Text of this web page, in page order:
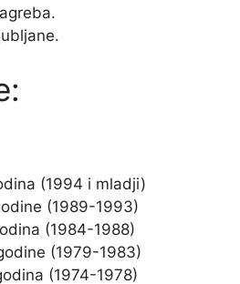
(1994 i mladji)
(1989-1993)
(1984-1988)
(1979-1983)
(1974-1978)